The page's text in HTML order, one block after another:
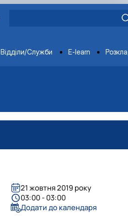
Відділи/Служби E-learn
21 жовтня 2019 року
03:00 - 03:00
Додати до календаря